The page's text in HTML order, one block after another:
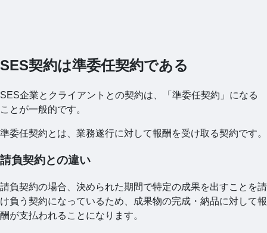
SES契約は準委任契約である
SES企業とクライアントとの契約は、「準委任契約」になる
ことが一般的です。
準委任契約とは、業務遂行に対して報酬を受け取る契約です。
請負契約との違い
請負契約の場合、決められた期間で特定の成果を出すことを請
け負う契約になっているため、成果物の完成・納品に対して報
酬が支払われることになります。